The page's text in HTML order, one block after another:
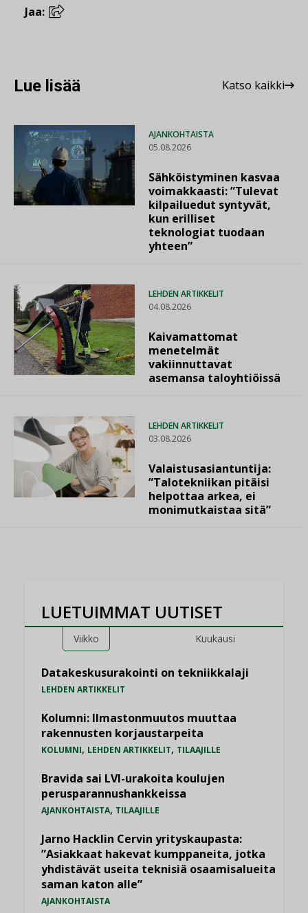
Jaa:
Lue lisää Katso kaikki
AJANKOHTAISTA
05.08.2026
Sähköistyminen kasvaa
voimakkaasti: ”Tulevat
kilpailuedut syntyvät,
kun erilliset
teknologiat tuodaan
yhteen”
LEHDEN ARTIKKELIT
04.08.2026
Kaivamattomat
menetelmät
vakiinnuttavat
asemansa taloyhtiöissä
LEHDEN ARTIKKELIT
03.08.2026
Valaistusasiantuntija:
”Talotekniikan pitäisi
helpottaa arkea, ei
monimutkaistaa sitä”
LUETUIMMAT UUTISET
Viikko Kuukausi
Datakeskusurakointi on tekniikkalaji
LEHDEN ARTIKKELIT
Kolumni: Ilmastonmuutos muuttaa
rakennusten korjaustarpeita
KOLUMNI, LEHDEN ARTIKKELIT, TILAAJILLE
Bravida sai LVI-urakoita koulujen
perusparannushankkeissa
AJANKOHTAISTA, TILAAJILLE
Jarno Hacklin Cervin yrityskaupasta:
”Asiakkaat hakevat kumppaneita, jotka
yhdistävät useita teknisiä osaamisalueita
saman katon alle”
AJANKOHTAISTA